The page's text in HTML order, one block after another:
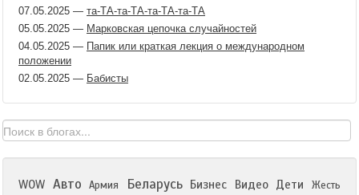
07.05.2025 — та-ТА-та-ТА-та-ТА-та-ТА
05.05.2025 — Марковская цепочка случайностей
04.05.2025 — Папик или краткая лекция о международном
положении
02.05.2025 — Бабисты
WOW Авто Армия Беларусь Бизнес Видео Дети
Жесть